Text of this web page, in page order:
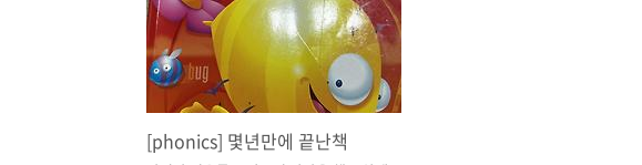
[phonics] 몇년만에 끝난책